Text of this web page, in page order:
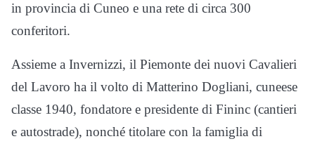
in provincia di Cuneo e una rete di circa 300
conferitori.
Assieme a Invernizzi, il Piemonte dei nuovi Cavalieri
del Lavoro ha il volto di Matterino Dogliani, cuneese
classe 1940, fondatore e presidente di Fininc (cantieri
e autostrade), nonché titolare con la famiglia di